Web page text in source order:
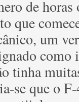
de
que
um
tinha
se que o